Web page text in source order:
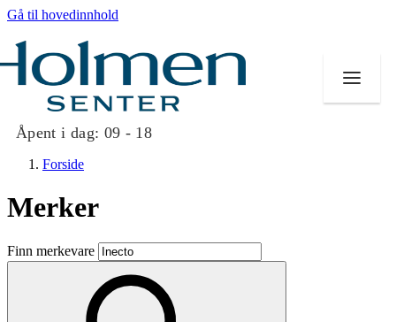
Gå til hovedinnhold
Åpent i dag: 09 - 18
Butikker
Mat og drikke
Forside
Merker
Finn merkevare